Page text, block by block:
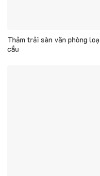
Thảm trải sàn văn phòng
cầu